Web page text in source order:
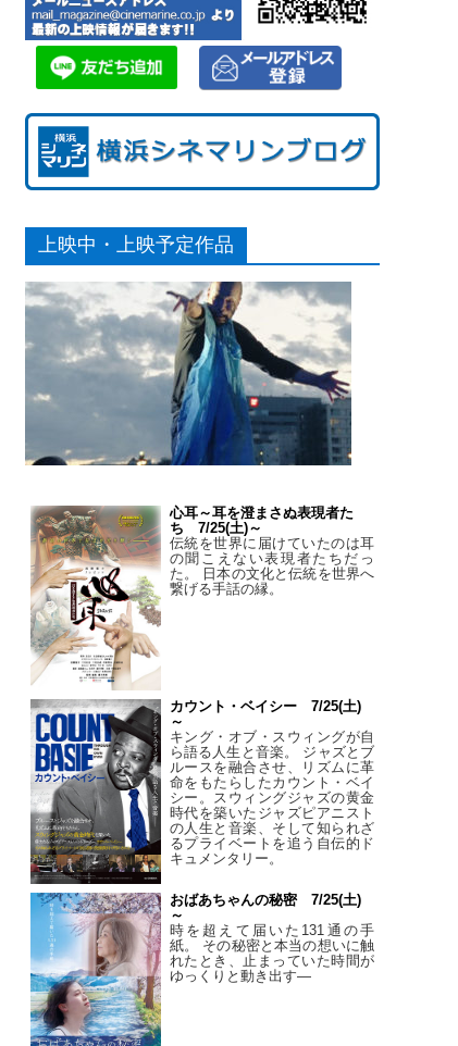
上映中・上映予定作品
心耳～耳を澄まさぬ表現者た
ち 7/25(土)～
伝統を世界に届けていたのは耳
の聞こえない表現者たちだっ
た。 日本の文化と伝統を世界へ
繋げる手話の縁。
カウント・ベイシー 7/25(土)
～
キング・オブ・スウィングが自
ら語る人生と音楽。 ジャズとブ
ルースを融合させ、リズムに革
命をもたらしたカウント・ベイ
シー。スウィングジャズの黄金
時代を築いたジャズピアニスト
の人生と音楽、そして知られざ
るプライベートを追う自伝的ド
キュメンタリー。
おばあちゃんの秘密 7/25(土)
～
時を超えて届いた131通の手
紙。 その秘密と本当の想いに触
れたとき、止まっていた時間が
ゆっくりと動き出す―